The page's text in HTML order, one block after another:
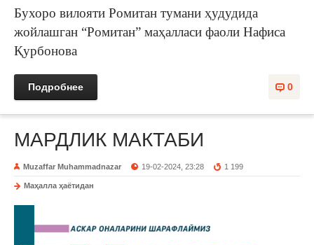
Бухоро вилояти Ромитан тумани ҳудудида
жойлашган “Ромитан” маҳалласи фаоли Нафиса
Қурбонова
0
Подробнее
МАРДЛИК МАКТАБИ
Muzaffar Muhammadnazar 19-02-2024, 23:28 1 199
Маҳалла ҳаётидан